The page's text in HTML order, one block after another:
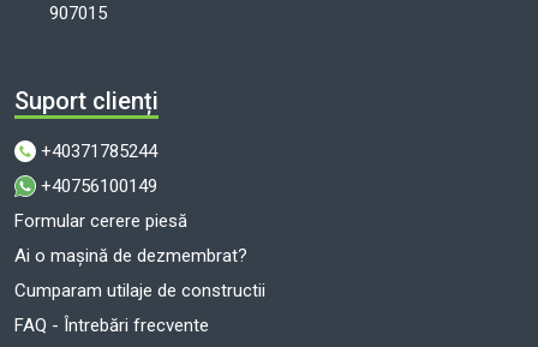
907015
Suport clienți
+40371785244
+40756100149
Formular cerere piesă
Ai o mașină de dezmembrat?
Cumparam utilaje de constructii
FAQ - Întrebări frecvente